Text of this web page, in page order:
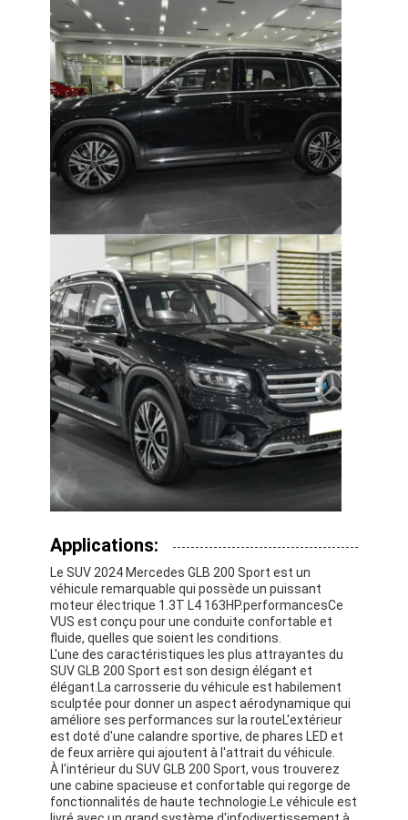
Applications:
Le SUV 2024 Mercedes GLB 200 Sport est un
véhicule remarquable qui possède un puissant
moteur électrique 1.3T L4 163HP.performancesCe
VUS est conçu pour une conduite confortable et
fluide, quelles que soient les conditions.
L'une des caractéristiques les plus attrayantes du
SUV GLB 200 Sport est son design élégant et
élégant.La carrosserie du véhicule est habilement
sculptée pour donner un aspect aérodynamique qui
améliore ses performances sur la routeL'extérieur
est doté d'une calandre sportive, de phares LED et
de feux arrière qui ajoutent à l'attrait du véhicule.
À l'intérieur du SUV GLB 200 Sport, vous trouverez
une cabine spacieuse et confortable qui regorge de
fonctionnalités de haute technologie.Le véhicule est